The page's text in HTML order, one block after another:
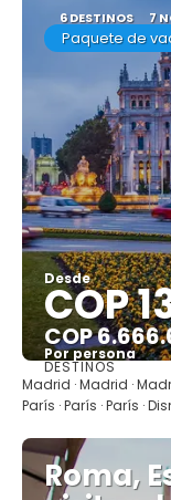
6 DESTINOS 7
Paquete de
Desde
COP
COP
Por persona
DESTINOS
Madrid · Madrid ·
París · París · París ·
Roma,